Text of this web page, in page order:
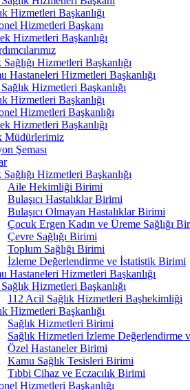
Hizmetleri Başkanlığı
Hizmetleri Başkanı
Hizmetleri Başkanlığı
Hizmetleri Başkanlığı
Hastaneleri Hizmetleri Başkanlığı
Hizmetleri Başkanlığı
Hizmetleri Başkanlığı
Hizmetleri Başkanlığı
Hizmetleri Başkanlığı
Müdürlerimiz
Şeması
Hizmetleri Başkanlığı
Aile Hekimliği Birimi
Bulaşıcı Hastalıklar Birimi
Bulaşıcı Olmayan Hastalıklar Birimi
Çocuk Ergen Kadın ve Üreme Sağlığı
Çevre Sağlığı Birimi
Toplum Sağlığı Birimi
İzleme Değerlendirme ve İstatistik Birimi
Hastaneleri Hizmetleri Başkanlığı
Hizmetleri Başkanlığı
112 Acil Sağlık Hizmetleri Başhekimliği
Hizmetleri Başkanlığı
Sağlık Hizmetleri Birimi
Sağlık Hizmetleri İzleme Değerlendirme
Özel Hastaneler Birimi
Kamu Sağlık Tesisleri Birimi
Tıbbi Cihaz ve Eczacılık Birimi
Hizmetleri Başkanlığı